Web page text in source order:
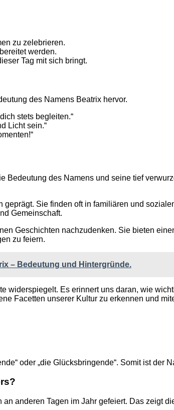
zu zelebrieren.
werden.
Tag mit sich bringt.
des Namens Beatrix hervor.
stets begleiten.“
Licht sein.“
Bedeutung des Namens und seine tief
Sie finden oft in familiären und
Gemeinschaft.
Geschichten nachzudenken. Sie bieten
zu feiern.
– Bedeutung und Hintergründe.
Es erinnert uns daran, wie
Facetten unserer Kultur zu erkennen und
oder „die Glücksbringende“. Somit ist der
anderen Tagen im Jahr gefeiert. Das zeigt